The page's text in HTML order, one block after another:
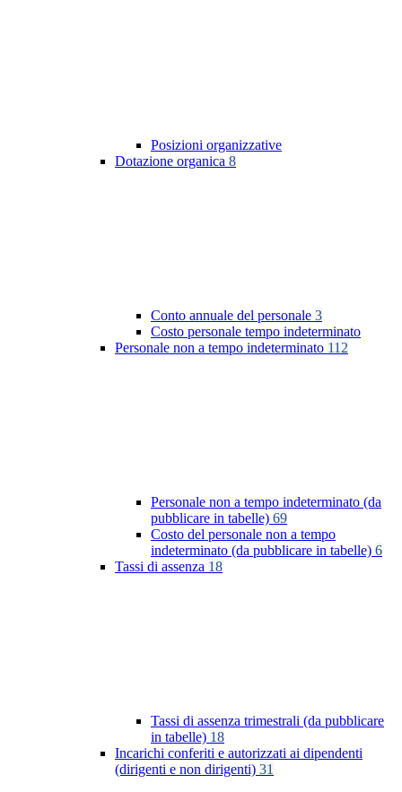
Posizioni organizzative
Dotazione organica 8
Conto annuale del personale 3
Costo personale tempo indeterminato
Personale non a tempo indeterminato 112
Personale non a tempo indeterminato (da
pubblicare in tabelle) 69
Costo del personale non a tempo
indeterminato (da pubblicare in tabelle) 6
Tassi di assenza 18
Tassi di assenza trimestrali (da pubblicare
in tabelle) 18
Incarichi conferiti e autorizzati ai dipendenti
(dirigenti e non dirigenti) 31